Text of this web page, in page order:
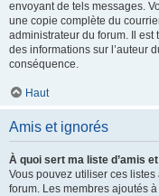
envoyant de tels messages.
une copie complète du
administrateur du forum. Il est
des informations sur l’auteur
conséquence.
Haut
Amis et ignorés
À quoi sert ma liste d’amis
Vous pouvez utiliser ces
forum. Les membres ajoutés